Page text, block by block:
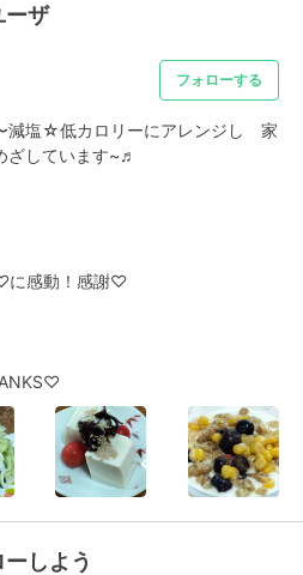
ーザ
フォローする
減塩☆低カロリーにアレンジし　家
ざしています~♬
楽しく
に感動！感謝♡
しよう